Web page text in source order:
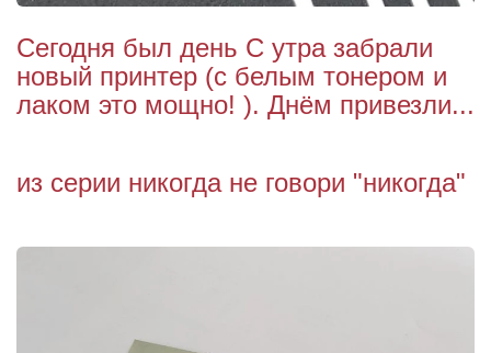
Сегодня был день С утра забрали
новый принтер (с белым тонером и
лаком это мощно! ). Днём привезли...
из серии никогда не говори "никогда"